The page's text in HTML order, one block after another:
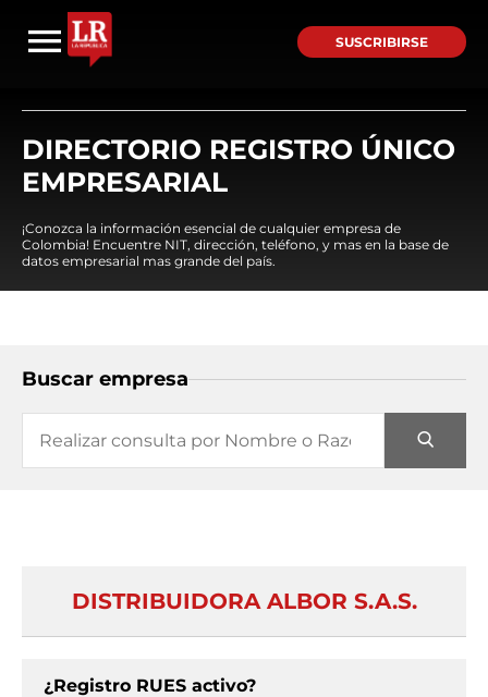
SUSCRIBIRSE
DIRECTORIO REGISTRO ÚNICO
EMPRESARIAL
¡Conozca la información esencial de cualquier empresa de
Colombia! Encuentre NIT, dirección, teléfono, y mas en la base de
datos empresarial mas grande del país.
Buscar empresa
DISTRIBUIDORA ALBOR S.A.S.
¿Registro RUES activo?